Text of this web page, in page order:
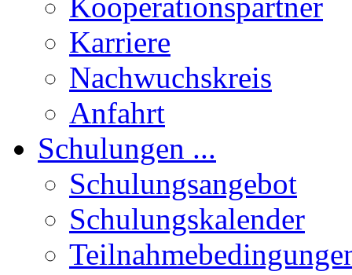
Karriere
Nachwuchskreis
Anfahrt
Schulungen ...
Schulungsangebot
Schulungskalender